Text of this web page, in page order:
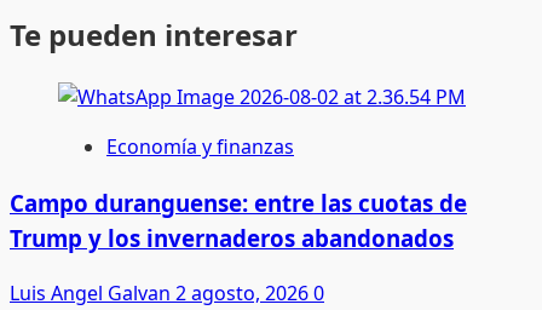
Te pueden interesar
Economía y finanzas
Campo duranguense: entre las cuotas de
Trump y los invernaderos abandonados
Luis Angel Galvan 2 agosto, 20260